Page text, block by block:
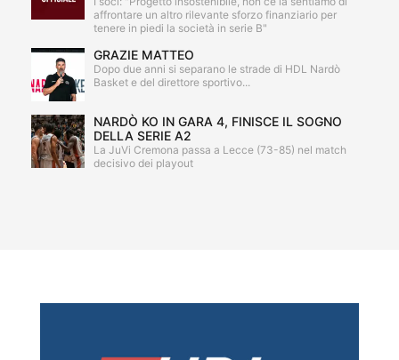
affrontare un altro rilevante sforzo finanziario per
tenere in piedi la società in serie B"
GRAZIE MATTEO
Dopo due anni si separano le strade di HDL Nardò
Basket e del direttore sportivo...
NARDÒ KO IN GARA 4, FINISCE IL SOGNO
DELLA SERIE A2
La JuVi Cremona passa a Lecce (73-85) nel match
decisivo dei playout